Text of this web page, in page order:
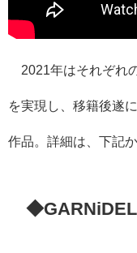
2021年はそれぞれ
を実現し、移籍後遂
作品。詳細は、下記